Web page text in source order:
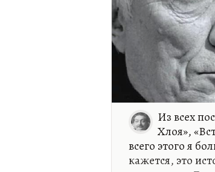
Из всех
Хлоя»,
всего этого я
кажется, это